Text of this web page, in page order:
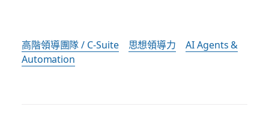
高階領導團隊 / C-Suite 思想領導力
AI Agents &
Automation